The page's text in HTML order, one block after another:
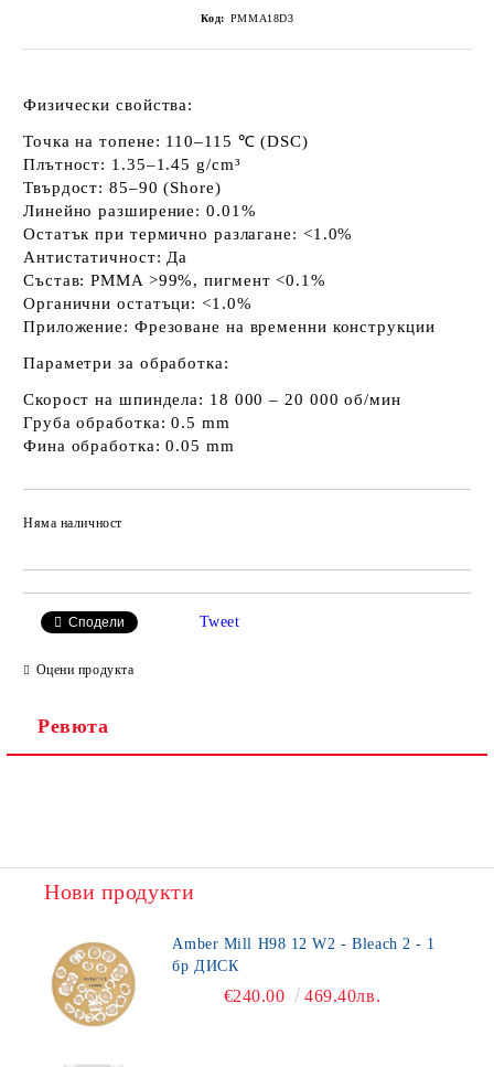
Код: PMMA18D3
Физически свойства:
Точка на топене: 110–115 ℃ (DSC)
Плътност: 1.35–1.45 g/cm³
Твърдост: 85–90 (Shore)
Линейно разширение: 0.01%
Остатък при термично разлагане: <1.0%
Антистатичност: Да
Състав: PMMA >99%, пигмент <0.1%
Органични остатъци: <1.0%
Приложение: Фрезоване на временни конструкции
Параметри за обработка:
Скорост на шпиндела: 18 000 – 20 000 об/мин
Груба обработка: 0.5 mm
Фина обработка: 0.05 mm
Няма наличност
Сподели Tweet
Оцени продукта
Ревюта
Нови продукти
Amber Mill H98 12 W2 - Bleach 2 - 1
бр ДИСК
€240.00 469.40лв.